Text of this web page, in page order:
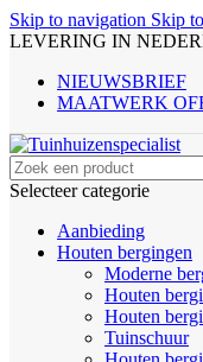
Skip to navigation Skip
LEVERING IN
NIEUWSBRIEF
MAATWERK
Selecteer categorie
Aanbieding
Houten bergingen
Moderne
Houten
Houten
Tuinschuur